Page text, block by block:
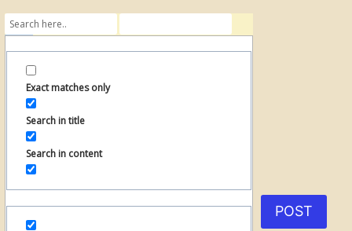
Exact matches only
Search in title
Search in content
POST